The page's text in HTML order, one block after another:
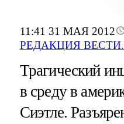
11:41 31 МАЯ 2012
РЕДАКЦИЯ
Трагический
в среду в
Сиэтле.